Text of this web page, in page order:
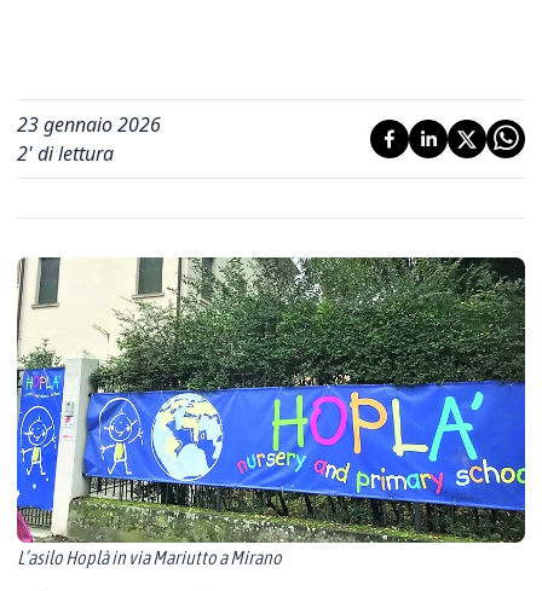
23 gennaio 2026
2' di lettura
L’asilo Hoplà in via Mariutto a Mirano